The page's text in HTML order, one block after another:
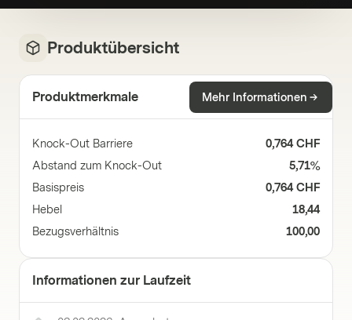
Produktübersicht
Produktmerkmale Mehr Informationen
Knock-Out Barriere
0,764 CHF
Abstand zum Knock-Out
5,71%
Basispreis
0,764 CHF
Hebel
18,44
Bezugsverhältnis
100,00
Informationen zur Laufzeit